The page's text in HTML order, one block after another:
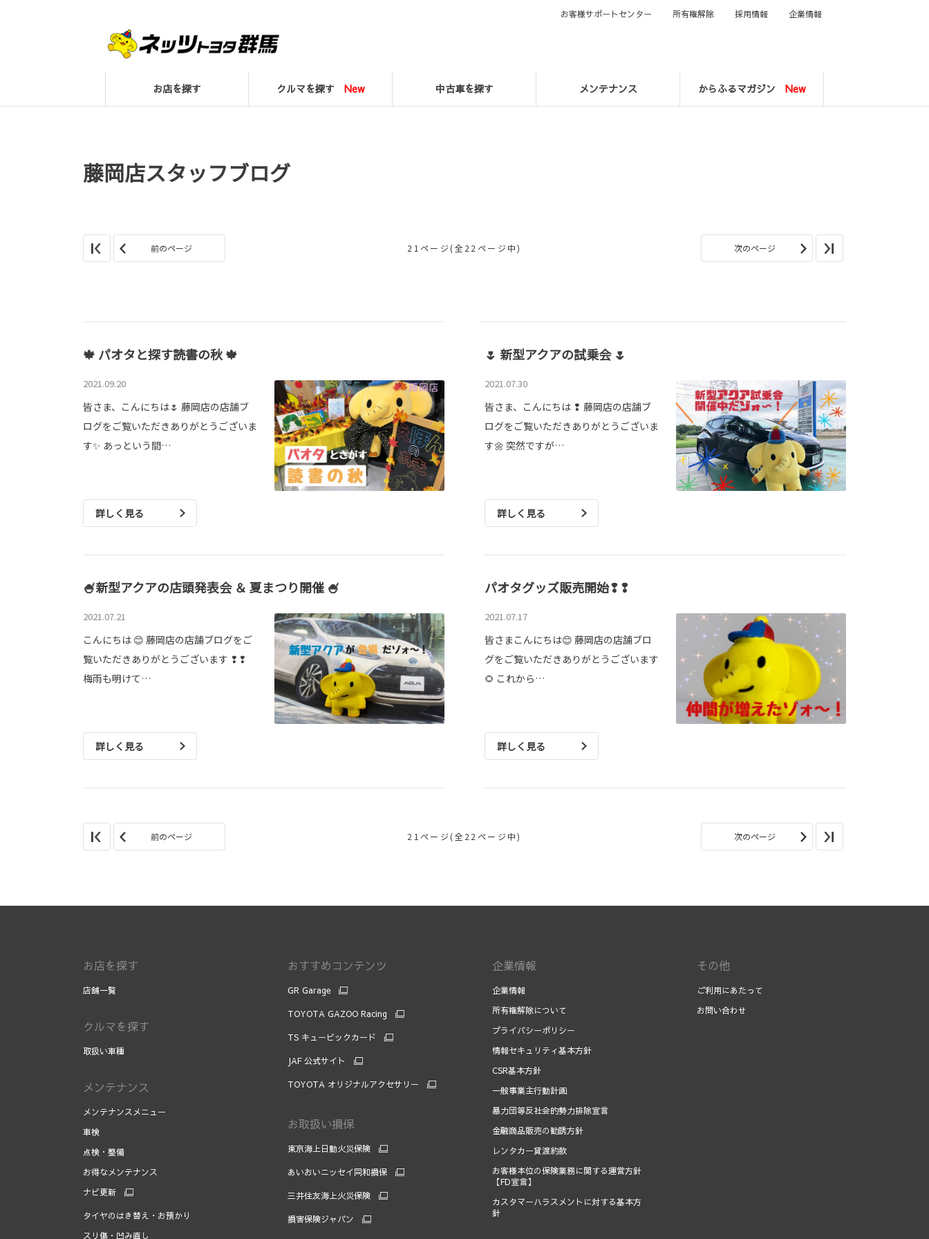
お店を探す クルマを探す New 中古車を探す メンテナンス からふるマガジン New
お客様サポートセンター 所有権解除 採用情報 企業情報
藤岡店スタッフブログ
前のページ 21ページ(全22ページ中) 次のページ
🍁 パオタと探す読書の秋 🍁
2021.09.20
皆さま、こんにちは🌷 藤岡店の店舗ブ
ログをご覧いただきありがとうございま
す✨ あっという間…
詳しく見る
🌷 新型アクアの試乗会 🌷
2021.07.30
皆さま、こんにちは ❢ 藤岡店の店舗ブ
ログをご覧いただきありがとうございま
す🌼 突然ですが…
詳しく見る
🍧新型アクアの店頭発表会 ＆ 夏まつり開催 🍧
2021.07.21
こんにちは 😊 藤岡店の店舗ブログをご
覧いただきありがとうございます ❢❢
梅雨も明けて…
詳しく見る
パオタグッズ販売開始❢❢
2021.07.17
皆さまこんにちは😊 藤岡店の店舗ブロ
グをご覧いただきありがとうございます
🌻 これから…
詳しく見る
前のページ 21ページ(全22ページ中) 次のページ
お店を探す
店舗一覧
クルマを探す
取扱い車種
メンテナンス
メンテナンスメニュー
車検
点検・整備
お得なメンテナンス
ナビ更新
タイヤのはき替え・お預かり
スリ傷・凹み直し
おすすめコンテンツ
GR Garage
TOYOTA GAZOO Racing
TS キュービックカード
JAF 公式サイト
TOYOTA オリジナルアクセサリー
お取扱い損保
東京海上日動火災保険
あいおいニッセイ同和損保
三井住友海上火災保険
損害保険ジャパン
企業情報
企業情報
所有権解除について
プライバシーポリシー
情報セキュリティ基本方針
CSR基本方針
一般事業主行動計画
暴力団等反社会的勢力排除宣言
金融商品販売の勧誘方針
レンタカー貸渡約款
お客様本位の保険業務に関する運営方針
【FD宣言】
カスタマーハラスメントに対する基本方
針
その他
ご利用にあたって
お問い合わせ